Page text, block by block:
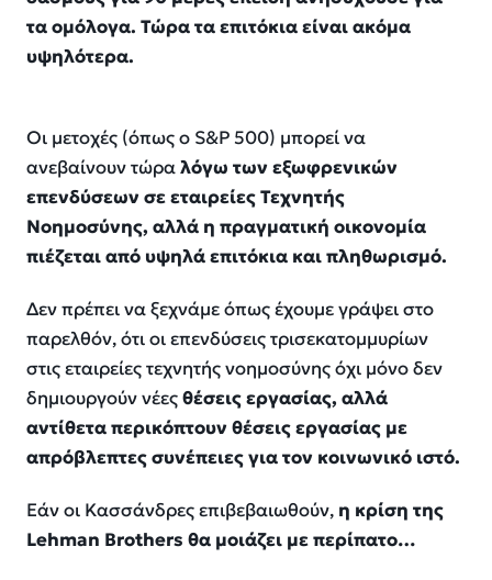
τα ομόλογα. Τώρα τα επιτόκια είναι ακόμα
υψηλότερα.
Οι μετοχές (όπως ο S&P 500) μπορεί να
ανεβαίνουν τώραλόγω των εξωφρενικών
επενδύσεων σε εταιρείες Τεχνητής
Νοημοσύνης, αλλά η πραγματική οικονομία
πιέζεται από υψηλά επιτόκια και πληθωρισμό.
Δεν πρέπει να ξεχνάμε όπως έχουμε γράψει στο
παρελθόν, ότι οι επενδύσεις τρισεκατομμυρίων
στις εταιρείες τεχνητής νοημοσύνης όχι μόνο δεν
δημιουργούν νέεςθέσεις εργασίας, αλλά
αντίθετα περικόπτουν θέσεις εργασίας με
απρόβλεπτες συνέπειες για τον κοινωνικό ιστό.
Εάν οι Κασσάνδρες επιβεβαιωθούν, η κρίση της
Lehman Brothers θα μοιάζει με περίπατο…